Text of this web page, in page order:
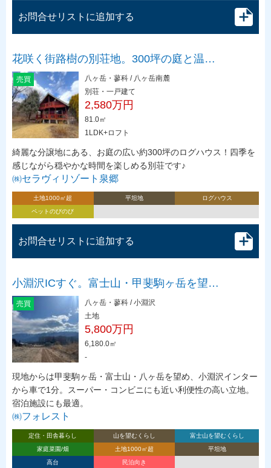
お問合せリストに追加する
花咲く街路樹の別荘地。300坪の庭と温…
売買
八ヶ岳・蓼科 / 八ヶ岳南麓
別荘・一戸建て
2,580万円
81.0㎡
1LDK+ロフト
綺麗な分譲地にある、お庭の広い約300坪のログハウス！四季を
感じながら穏やかな時間を楽しめる別荘です♪
㈱セラヴィリゾート泉郷
土地1000㎡超 平坦地
ログハウス
ペットのびのび
お問合せリストに追加する
小淵沢ICすぐ。富士山・甲斐駒ヶ岳を望…
売買
八ヶ岳・蓼科 / 小淵沢
土地
5,800万円
6,180.0㎡
-
現地からは甲斐駒ヶ岳・富士山・八ヶ岳を望め、小淵沢インター
から車で1分。スーパー・コンビニにも近い利便性の高い立地。
宿泊施設にも最適。
㈱フォレスト
定住・田舎暮らし 山を望むくらし
富士山を望むくらし
家庭菜園/畑
土地1000㎡超
平坦地
高台
民泊向き